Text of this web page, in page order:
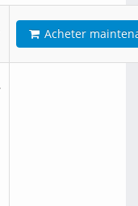
Acheter